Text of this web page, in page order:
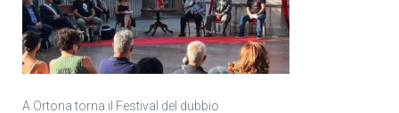
A Ortona torna il Festival del dubbio